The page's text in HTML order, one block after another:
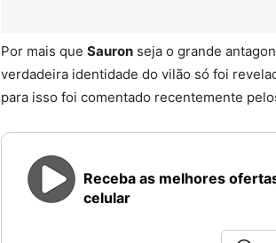
Por mais que Sauron seja o grande
verdadeira identidade do vilão só foi
para isso foi comentado recentemente
Receba as melhores
celular